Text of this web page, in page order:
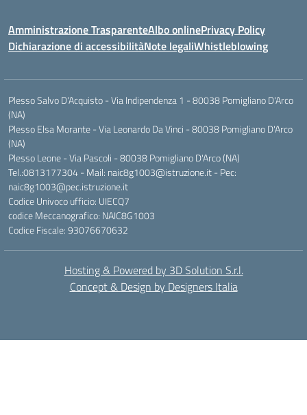
Amministrazione TrasparenteAlbo onlinePrivacy Policy
Dichiarazione di accessibilitàNote legaliWhistleblowing
Plesso Salvo D'Acquisto - Via Indipendenza 1 - 80038 Pomigliano D'Arco
(NA)
Plesso Elsa Morante - Via Leonardo Da Vinci - 80038 Pomigliano D'Arco
(NA)
Plesso Leone - Via Pascoli - 80038 Pomigliano D'Arco (NA)
Tel.:0813177304 - Mail: naic8g1003@istruzione.it - Pec:
naic8g1003@pec.istruzione.it
Codice Univoco ufficio: UIECQ7
codice Meccanografico: NAIC8G1003
Codice Fiscale: 93076670632
Hosting & Powered by 3D Solution S.r.l.
Concept & Design by Designers Italia